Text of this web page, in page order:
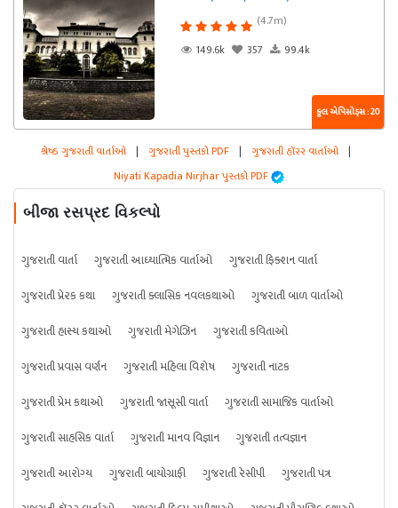
(4.7m)
149.6k
357 99.4k
કુલ એપિસોડ્સ : 20
શ્રેષ્ઠ ગુજરાતી વાર્તાઓ | ગુજરાતી પુસ્તકો PDF | ગુજરાતી હૉરર વાર્તાઓ |
Niyati Kapadia Nirjhar પુસ્તકો PDF
બીજા રસપ્રદ વિકલ્પો
ગુજરાતી વાર્તા ગુજરાતી આધ્યાત્મિક વાર્તાઓ
ગુજરાતી ફિક્શન વાર્તા
ગુજરાતી પ્રેરક કથા
ગુજરાતી ક્લાસિક નવલકથાઓ
ગુજરાતી બાળ વાર્તાઓ
ગુજરાતી હાસ્ય કથાઓ
ગુજરાતી મેગેઝિન
ગુજરાતી કવિતાઓ
ગુજરાતી પ્રવાસ વર્ણન
ગુજરાતી મહિલા વિશેષ
ગુજરાતી નાટક
ગુજરાતી પ્રેમ કથાઓ
ગુજરાતી જાસૂસી વાર્તા
ગુજરાતી સામાજિક વાર્તાઓ
ગુજરાતી સાહસિક વાર્તા
ગુજરાતી માનવ વિજ્ઞાન
ગુજરાતી તત્વજ્ઞાન
ગુજરાતી આરોગ્ય
ગુજરાતી બાયોગ્રાફી ગુજરાતી રેસીપી
ગુજરાતી પત્ર